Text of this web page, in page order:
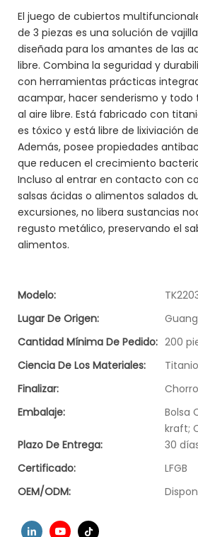
El juego de cubiertos
de 3 piezas es una solución de
diseñada para los amantes de las
libre. Combina la seguridad y
con herramientas prácticas
acampar, hacer senderismo y todo
al aire libre. Está fabricado con
es tóxico y está libre de lixiviación
Además, posee propiedades
que reducen el crecimiento
Incluso al entrar en contacto con
salsas ácidas o alimentos salados
excursiones, no libera sustancias
regusto metálico, preservando el
alimentos.
Modelo:
Lugar De Origen:
Cantidad Mínima De Pedido: 200
Ciencia De Los Materiales:
Titanio
Finalizar:
Embalaje:
Bolsa
kraft;
Plazo De Entrega:
30
Certificado:
LFGB
OEM/ODM: